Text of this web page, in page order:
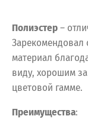
Полиэстер–
Зарекомендовал
материал
виду, хорошим
цветовой гамме.
Преимущества: